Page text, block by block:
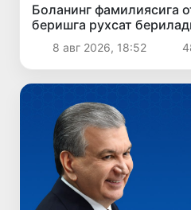
Боланинг фамилиясига
беришга рухсат
8 авг 2026, 18:52